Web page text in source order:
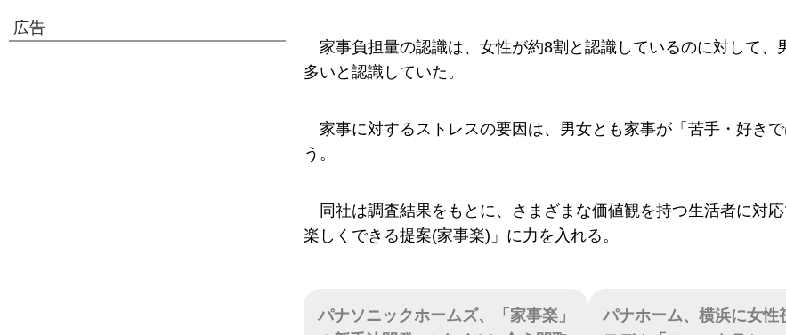
家事負担量の認識は、女性が約8割と認識しているのに対して
多いと認識していた。
家事に対するストレスの要因は、男女とも家事が「苦手・好き
う。
同社は調査結果をもとに、さまざまな価値観を持つ生活者に対
楽しくできる提案(家事楽)」に力を入れる。
パナソニックホームズ、「家事楽」
パナホーム、横浜に女性
広告